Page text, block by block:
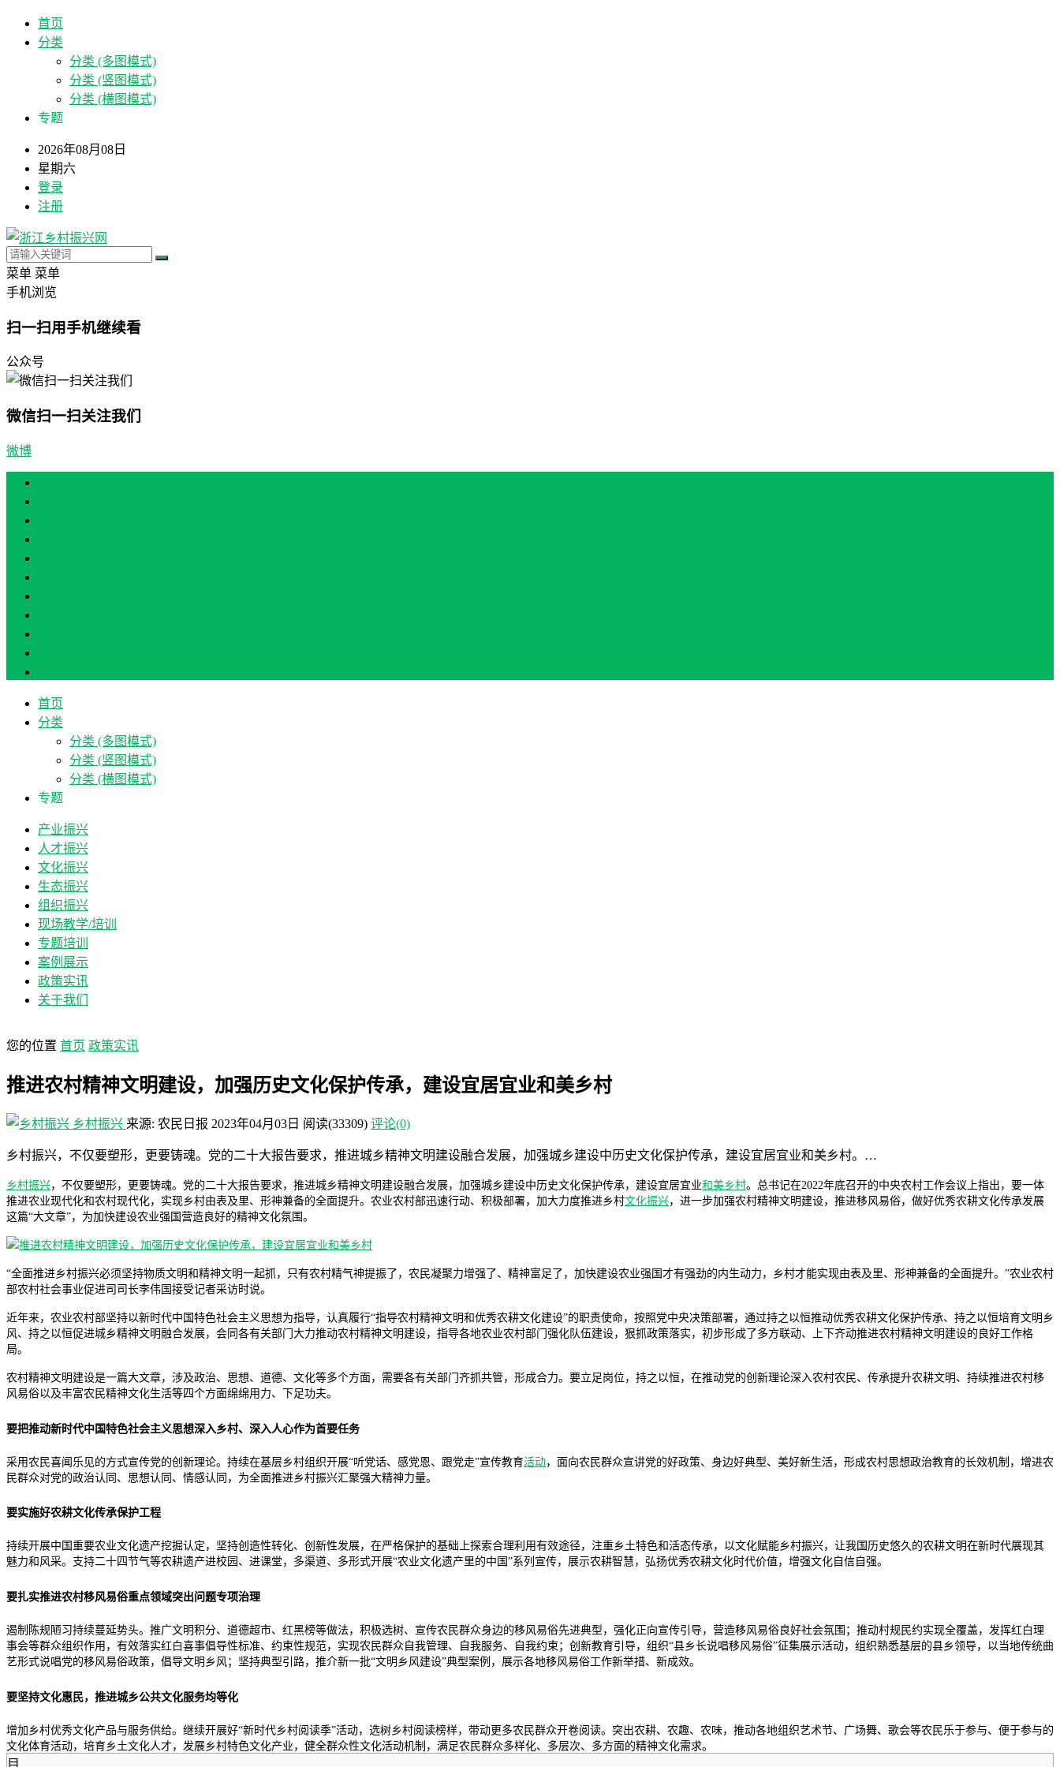
首页
分类
分类 (多图模式)
分类 (竖图模式)
分类 (横图模式)
专题
2026年08月08日
星期六
登录
注册
菜单 菜单
手机浏览
扫一扫用手机继续看
公众号
微信扫一扫关注我们
微博
首页
分类
分类 (多图模式)
分类 (竖图模式)
分类 (横图模式)
专题
产业振兴
人才振兴
文化振兴
生态振兴
组织振兴
现场教学/培训
专题培训
案例展示
政策实讯
关于我们
您的位置 首页 政策实讯
推进农村精神文明建设，加强历史文化保护传承，建设宜居宜业和美乡村
乡村振兴 来源: 农民日报 2023年04月03日 阅读(33309) 评论(0)
乡村振兴，不仅要塑形，更要铸魂。党的二十大报告要求，推进城乡精神文明建设融合发展，加强城乡建设中历史文化保护传承，建设宜居宜业和美乡村。…
乡村振兴，不仅要塑形，更要铸魂。党的二十大报告要求，推进城乡精神文明建设融合发展，加强城乡建设中历史文化保护传承，建设宜居宜业和美乡村。总书记在2022年底召开的中央农村工作会议上指出，要一体
推进农业现代化和农村现代化，实现乡村由表及里、形神兼备的全面提升。农业农村部迅速行动、积极部署，加大力度推进乡村文化振兴，进一步加强农村精神文明建设，推进移风易俗，做好优秀农耕文化传承发展
这篇“大文章”，为加快建设农业强国营造良好的精神文化氛围。
“全面推进乡村振兴必须坚持物质文明和精神文明一起抓，只有农村精气神提振了，农民凝聚力增强了、精神富足了，加快建设农业强国才有强劲的内生动力，乡村才能实现由表及里、形神兼备的全面提升。”农业农村
部农村社会事业促进司司长李伟国接受记者采访时说。
近年来，农业农村部坚持以新时代中国特色社会主义思想为指导，认真履行“指导农村精神文明和优秀农耕文化建设”的职责使命，按照党中央决策部署，通过持之以恒推动优秀农耕文化保护传承、持之以恒培育文明乡
风、持之以恒促进城乡精神文明融合发展，会同各有关部门大力推动农村精神文明建设，指导各地农业农村部门强化队伍建设，狠抓政策落实，初步形成了多方联动、上下齐动推进农村精神文明建设的良好工作格
局。
农村精神文明建设是一篇大文章，涉及政治、思想、道德、文化等多个方面，需要各有关部门齐抓共管，形成合力。要立足岗位，持之以恒，在推动党的创新理论深入农村农民、传承提升农耕文明、持续推进农村移
风易俗以及丰富农民精神文化生活等四个方面绵绵用力、下足功夫。
要把推动新时代中国特色社会主义思想深入乡村、深入人心作为首要任务
采用农民喜闻乐见的方式宣传党的创新理论。持续在基层乡村组织开展“听党话、感党恩、跟党走”宣传教育活动，面向农民群众宣讲党的好政策、身边好典型、美好新生活，形成农村思想政治教育的长效机制，增进农
民群众对党的政治认同、思想认同、情感认同，为全面推进乡村振兴汇聚强大精神力量。
要实施好农耕文化传承保护工程
持续开展中国重要农业文化遗产挖掘认定，坚持创造性转化、创新性发展，在严格保护的基础上探索合理利用有效途径，注重乡土特色和活态传承，以文化赋能乡村振兴，让我国历史悠久的农耕文明在新时代展现其
魅力和风采。支持二十四节气等农耕遗产进校园、进课堂，多渠道、多形式开展“农业文化遗产里的中国”系列宣传，展示农耕智慧，弘扬优秀农耕文化时代价值，增强文化自信自强。
要扎实推进农村移风易俗重点领域突出问题专项治理
遏制陈规陋习持续蔓延势头。推广文明积分、道德超市、红黑榜等做法，积极选树、宣传农民群众身边的移风易俗先进典型，强化正向宣传引导，营造移风易俗良好社会氛围；推动村规民约实现全覆盖，发挥红白理
事会等群众组织作用，有效落实红白喜事倡导性标准、约束性规范，实现农民群众自我管理、自我服务、自我约束；创新教育引导，组织“县乡长说唱移风易俗”征集展示活动，组织熟悉基层的县乡领导，以当地传统曲
艺形式说唱党的移风易俗政策，倡导文明乡风；坚持典型引路，推介新一批“文明乡风建设”典型案例，展示各地移风易俗工作新举措、新成效。
要坚持文化惠民，推进城乡公共文化服务均等化
增加乡村优秀文化产品与服务供给。继续开展好“新时代乡村阅读季”活动，选树乡村阅读榜样，带动更多农民群众开卷阅读。突出农耕、农趣、农味，推动各地组织艺术节、广场舞、歌会等农民乐于参与、便于参与的
文化体育活动，培育乡土文化人才，发展乡村特色文化产业，健全群众性文化活动机制，满足农民群众多样化、多层次、多方面的精神文化需求。
目